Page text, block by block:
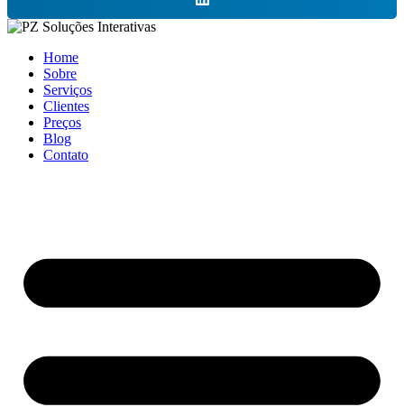
Home
Sobre
Serviços
Clientes
Preços
Blog
Contato